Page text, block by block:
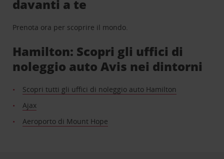
davanti a te
Prenota ora per scoprire il mondo.
Hamilton: Scopri gli uffici di
noleggio auto Avis nei dintorni
Scopri tutti gli uffici di noleggio auto Hamilton
Ajax
Aeroporto di Mount Hope